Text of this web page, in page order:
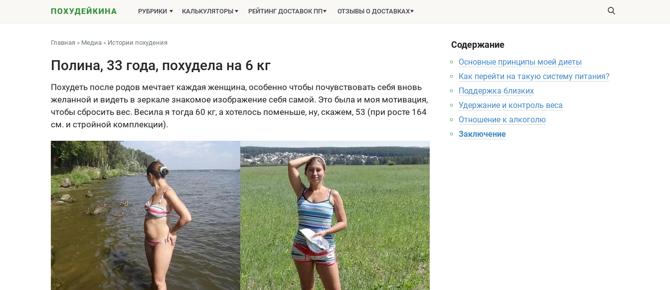
РУБРИКИ КАЛЬКУЛЯТОРЫ РЕЙТИНГ ДОСТАВОК ПП ОТЗЫВЫ О ДОСТАВКАХ
Главная » Медиа » Истории похудения
Полина, 33 года, похудела на 6 кг
Похудеть после родов мечтает каждая женщина, особенно чтобы почувствовать себя вновь
желанной и видеть в зеркале знакомое изображение себя самой. Это была и моя мотивация,
чтобы сбросить вес. Весила я тогда 60 кг, а хотелось поменьше, ну, скажем, 53 (при росте 164
см. и стройной комплекции).
Содержание
Основные принципы моей диеты
Как перейти на такую систему питания?
Поддержка близких
Удержание и контроль веса
Отношение к алкоголю
Заключение